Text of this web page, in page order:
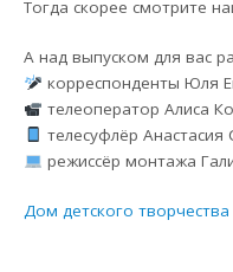
Тогда скорее смотрите
А над выпуском для вас
корреспонденты Юля
телеоператор Алиса
телесуфлёр
режиссёр монтажа
Дом детского